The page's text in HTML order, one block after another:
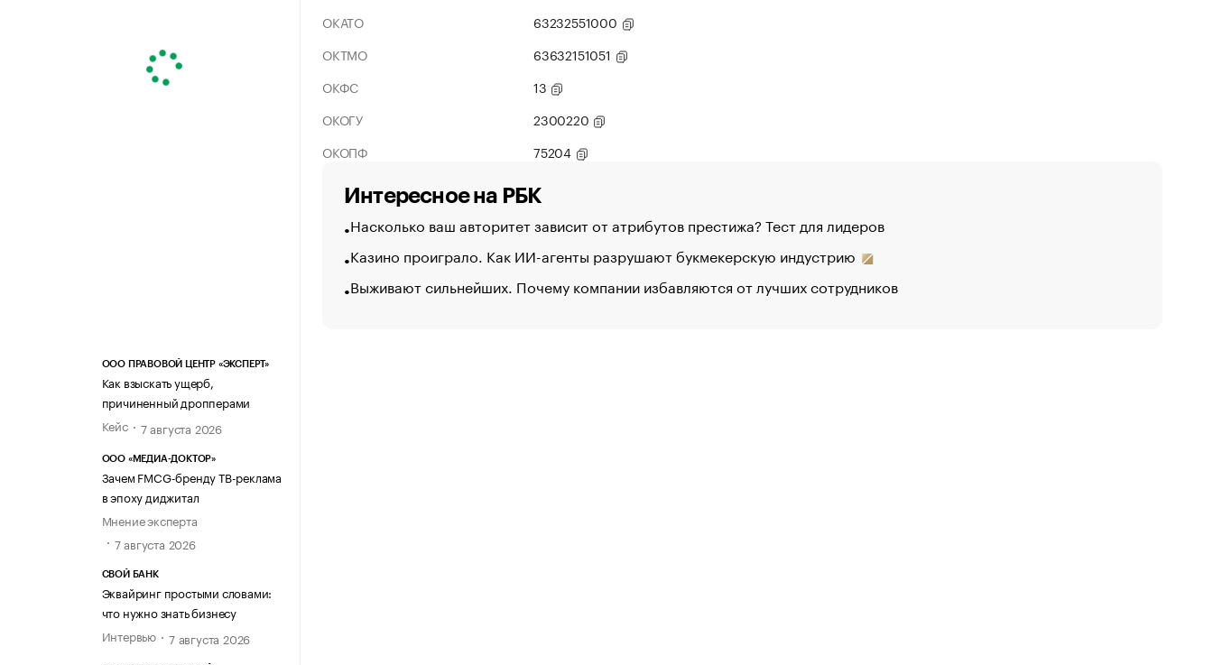
ООО ПРАВОВОЙ ЦЕНТР «ЭКСПЕРТ»
Как взыскать ущерб,
причиненный дропперами
Кейс
7 августа 2026
ООО «МЕДИА-ДОКТОР»
Зачем FMCG-бренду ТВ-реклама
в эпоху диджитал
Мнение эксперта
7 августа 2026
СВОЙ БАНК
Эквайринг простыми словами:
что нужно знать бизнесу
Интервью
7 августа 2026
ОКАТО
63232551000
ОКТМО
63632151051
ОКФС
13
ОКОГУ
2300220
ОКОПФ
75204
Интересное на РБК
Насколько ваш авторитет зависит от атрибутов престижа? Тест для лидеров
Казино проиграло. Как ИИ-агенты разрушают букмекерскую индустрию
Выживают сильнейших. Почему компании избавляются от лучших сотрудников